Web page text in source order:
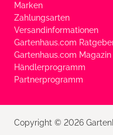
Marken
Zahlungsarten
Versandinformationen
Gartenhaus.com
Gartenhaus.com Magazin
Händlerprogramm
Partnerprogramm
Copyright © 2026